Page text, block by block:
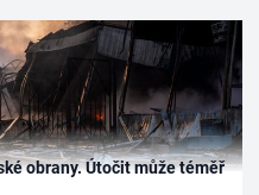
obrany. Útočit může téměř